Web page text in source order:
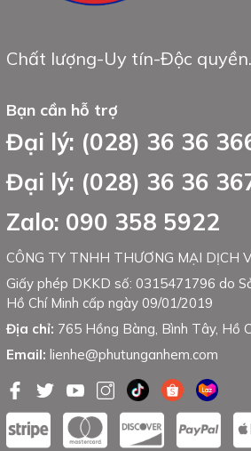
Chất lượng-Uy tín-Độc quyền.
Bạn cần hỗ trợ
Đại lý: (028) 36 36
Đại lý: (028) 36 36
Zalo: 090 358 5922
CÔNG TY TNHH THƯƠNG MẠI DỊCH
Giấy phép DKKD số: 0315471796 do
Hồ Chí Minh cấp ngày 09/01/2019
Địa chỉ: 765 Hồng Bàng, Bình Tây, Hồ
Email: lienhe@phutunganhem.com